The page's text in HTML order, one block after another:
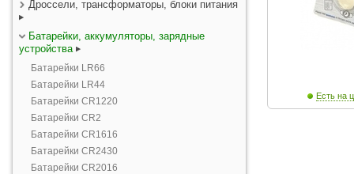
Дроссели, трансформаторы, блоки питания
Батарейки, аккумуляторы, зарядные
устройства
Батарейки LR66
Батарейки LR44
Батарейки CR1220
Батарейки CR2
Батарейки CR1616
Батарейки CR2430
Батарейки CR2016
Есть на